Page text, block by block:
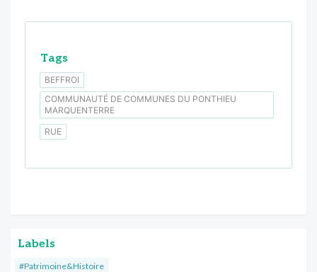
Tags
BEFFROI
COMMUNAUTÉ DE COMMUNES DU PONTHIEU
MARQUENTERRE
RUE
Labels
#Patrimoine&Histoire